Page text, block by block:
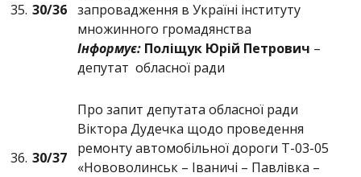
35. 30/36 запровадження в Україні інституту
множинного громадянства
Інформує: Поліщук Юрій Петрович –
депутат обласної ради
36. 30/37
Про запит депутата обласної ради
Віктора Дудечка щодо проведення
ремонту автомобільної дороги Т-03-05
«Нововолинськ – Іваничі – Павлівка –